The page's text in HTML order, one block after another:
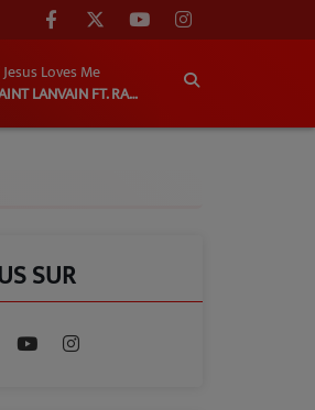
Loves Me
SAINT LANVAIN FT. RAHMSED
SUR